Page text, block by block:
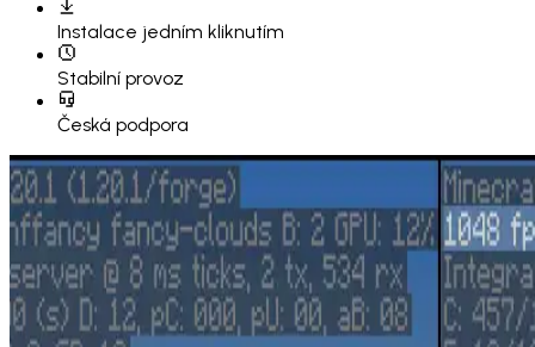
Instalace jedním kliknutím
Stabilní provoz
Česká podpora